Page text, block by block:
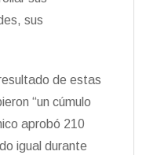
sus
de estas
“un cúmulo
aprobó 210
igual durante